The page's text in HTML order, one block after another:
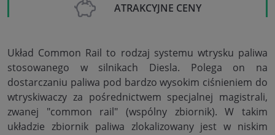
ATRAKCYJNE CENY
Układ Common Rail to rodzaj systemu wtrysku paliwa
stosowanego w silnikach Diesla. Polega on na
dostarczaniu paliwa pod bardzo wysokim ciśnieniem do
wtryskiwaczy za pośrednictwem specjalnej magistrali,
zwanej "common rail" (wspólny zbiornik). W takim
układzie zbiornik paliwa zlokalizowany jest w niskim